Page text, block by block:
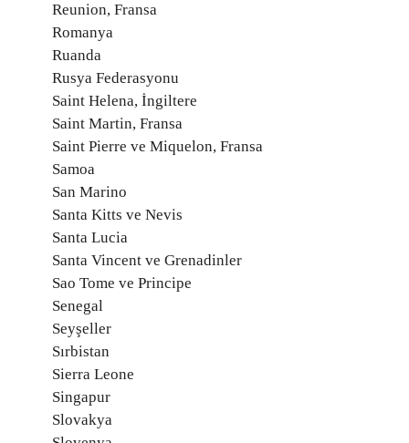
Reunion, Fransa
Romanya
Ruanda
Rusya Federasyonu
Saint Helena, İngiltere
Saint Martin, Fransa
Saint Pierre ve Miquelon, Fransa
Samoa
San Marino
Santa Kitts ve Nevis
Santa Lucia
Santa Vincent ve Grenadinler
Sao Tome ve Principe
Senegal
Seyşeller
Sırbistan
Sierra Leone
Singapur
Slovakya